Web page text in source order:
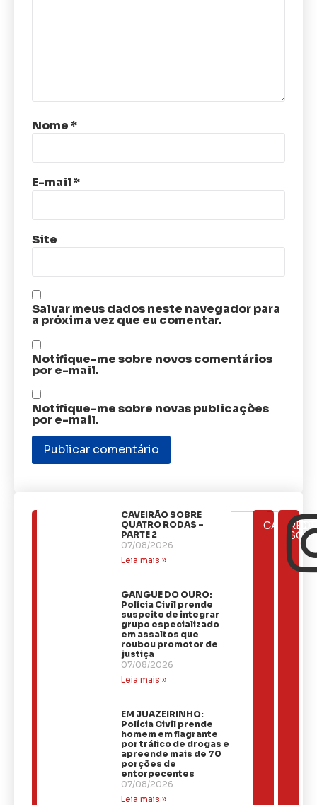
Nome*
E-mail*
Site
Salvar meus dados neste navegador para
a próxima vez que eu comentar.
Notifique-me sobre novos comentários
por e-mail.
Notifique-me sobre novas publicações
por e-mail.
CAVEIRÃO SOBRE
QUATRO RODAS –
PARTE 2
07/08/2026
Leia mais »
GANGUE DO OURO:
Polícia Civil prende
suspeito de integrar
grupo especializado
em assaltos que
roubou promotor de
justiça
07/08/2026
Leia mais »
EM JUAZEIRINHO:
Polícia Civil prende
homem em flagrante
por tráfico de drogas e
apreende mais de 70
porções de
entorpecentes
07/08/2026
Leia mais »